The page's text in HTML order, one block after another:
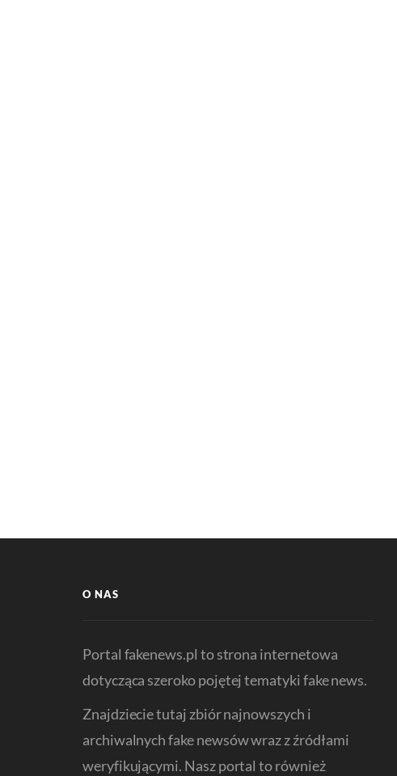
O NAS
Portal fakenews.pl to strona internetowa
dotycząca szeroko pojętej tematyki fake news.
Znajdziecie tutaj zbiór najnowszych i
archiwalnych fake newsów wraz z źródłami
weryfikującymi. Nasz portal to również